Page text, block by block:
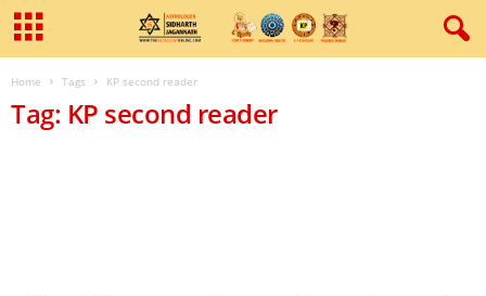
Home Tags KP second reader
Tag: KP second reader